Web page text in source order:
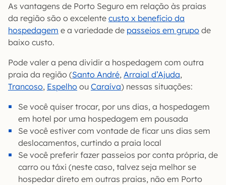
As vantagens de Porto Seguro em relação às praias
da região são o excelente custo x benefício da
hospedagem e a variedade de passeios em grupo de
baixo custo.
Pode valer a pena dividir a hospedagem com outra
praia da região (Santo André, Arraial d’Ajuda,
Trancoso, Espelho ou Caraíva) nessas situações:
Se você quiser trocar, por uns dias, a hospedagem
em hotel por uma hospedagem em pousada
Se você estiver com vontade de ficar uns dias sem
deslocamentos, curtindo a praia local
Se você preferir fazer passeios por conta própria, de
carro ou táxi (neste caso, talvez seja melhor se
hospedar direto em outras praias, não em Porto